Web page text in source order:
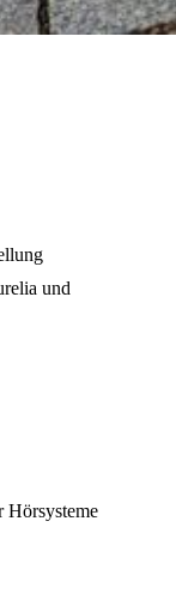
und
Hörsysteme